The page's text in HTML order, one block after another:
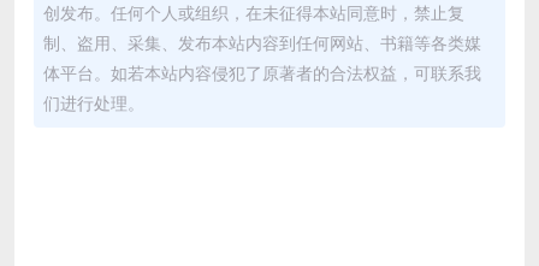
创发布。任何个人或组织，在未征得本站同意时，禁止复
制、盗用、采集、发布本站内容到任何网站、书籍等各类媒
体平台。如若本站内容侵犯了原著者的合法权益，可联系我
们进行处理。